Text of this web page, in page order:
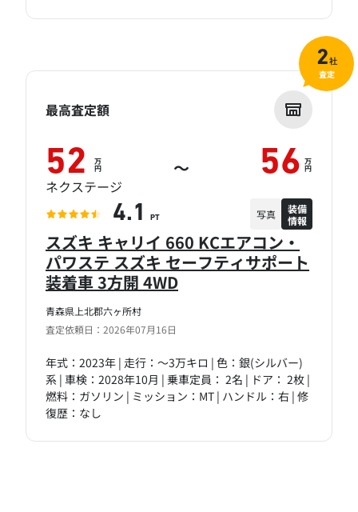
青森県上北郡六ヶ所村
査定依頼日：2026年07月16日
スズキ キャリイ 660 KCエアコン・
パワステ スズキ セーフティサポート
装着車 3方開 4WD
年式：2023年 | 走行：～3万キロ | 色：銀(シルバー)
系 | 車検：2028年10月 | 乗車定員： 2名 | ドア： 2枚 |
燃料：ガソリン | ミッション：MT | ハンドル：右 | 修
復歴：なし
最高査定額
52 万
円 ～ 56 万
円
ネクステージ
4.1 PT 写真
装備
情報
2社
査定